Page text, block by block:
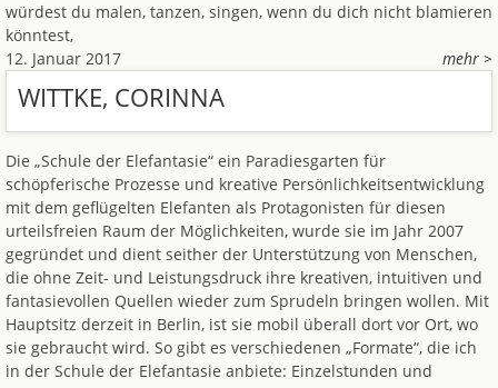
würdest du malen, tanzen, singen, wenn du dich nicht blamieren
könntest,
12. Januar 2017
mehr >
WITTKE, CORINNA
Die „Schule der Elefantasie“ ein Paradiesgarten für
schöpferische Prozesse und kreative Persönlichkeitsentwicklung
mit dem geflügelten Elefanten als Protagonisten für diesen
urteilsfreien Raum der Möglichkeiten, wurde sie im Jahr 2007
gegründet und dient seither der Unterstützung von Menschen,
die ohne Zeit- und Leistungsdruck ihre kreativen, intuitiven und
fantasievollen Quellen wieder zum Sprudeln bringen wollen. Mit
Hauptsitz derzeit in Berlin, ist sie mobil überall dort vor Ort, wo
sie gebraucht wird. So gibt es verschiedenen „Formate“, die ich
in der Schule der Elefantasie anbiete: Einzelstunden und